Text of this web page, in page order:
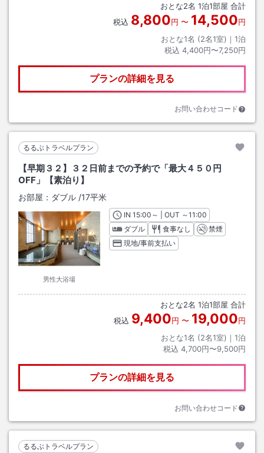
おとな2名 1泊1部屋 合計
税込 8,800円 〜 14,500円
おとな1名 (2名1室)｜ 1泊
税込 4,400円〜7,250円
プランの詳細を見る
お問い合わせコード
るるぶトラベルプラン
【早期３２】３２日前までの予約で「最大４５０円
OFF」【素泊り】
お部屋： ダブル /17平米
男性大浴場
INチェックイン
15:00 ～ | OUT チェックアウト
～11:00
ダブル
食事なし
禁煙
現地/事前支払い
おとな2名 1泊1部屋 合計
税込 9,400円 〜 19,000円
おとな1名 (2名1室)｜ 1泊
税込 4,700円〜9,500円
プランの詳細を見る
お問い合わせコード
るるぶトラベルプラン